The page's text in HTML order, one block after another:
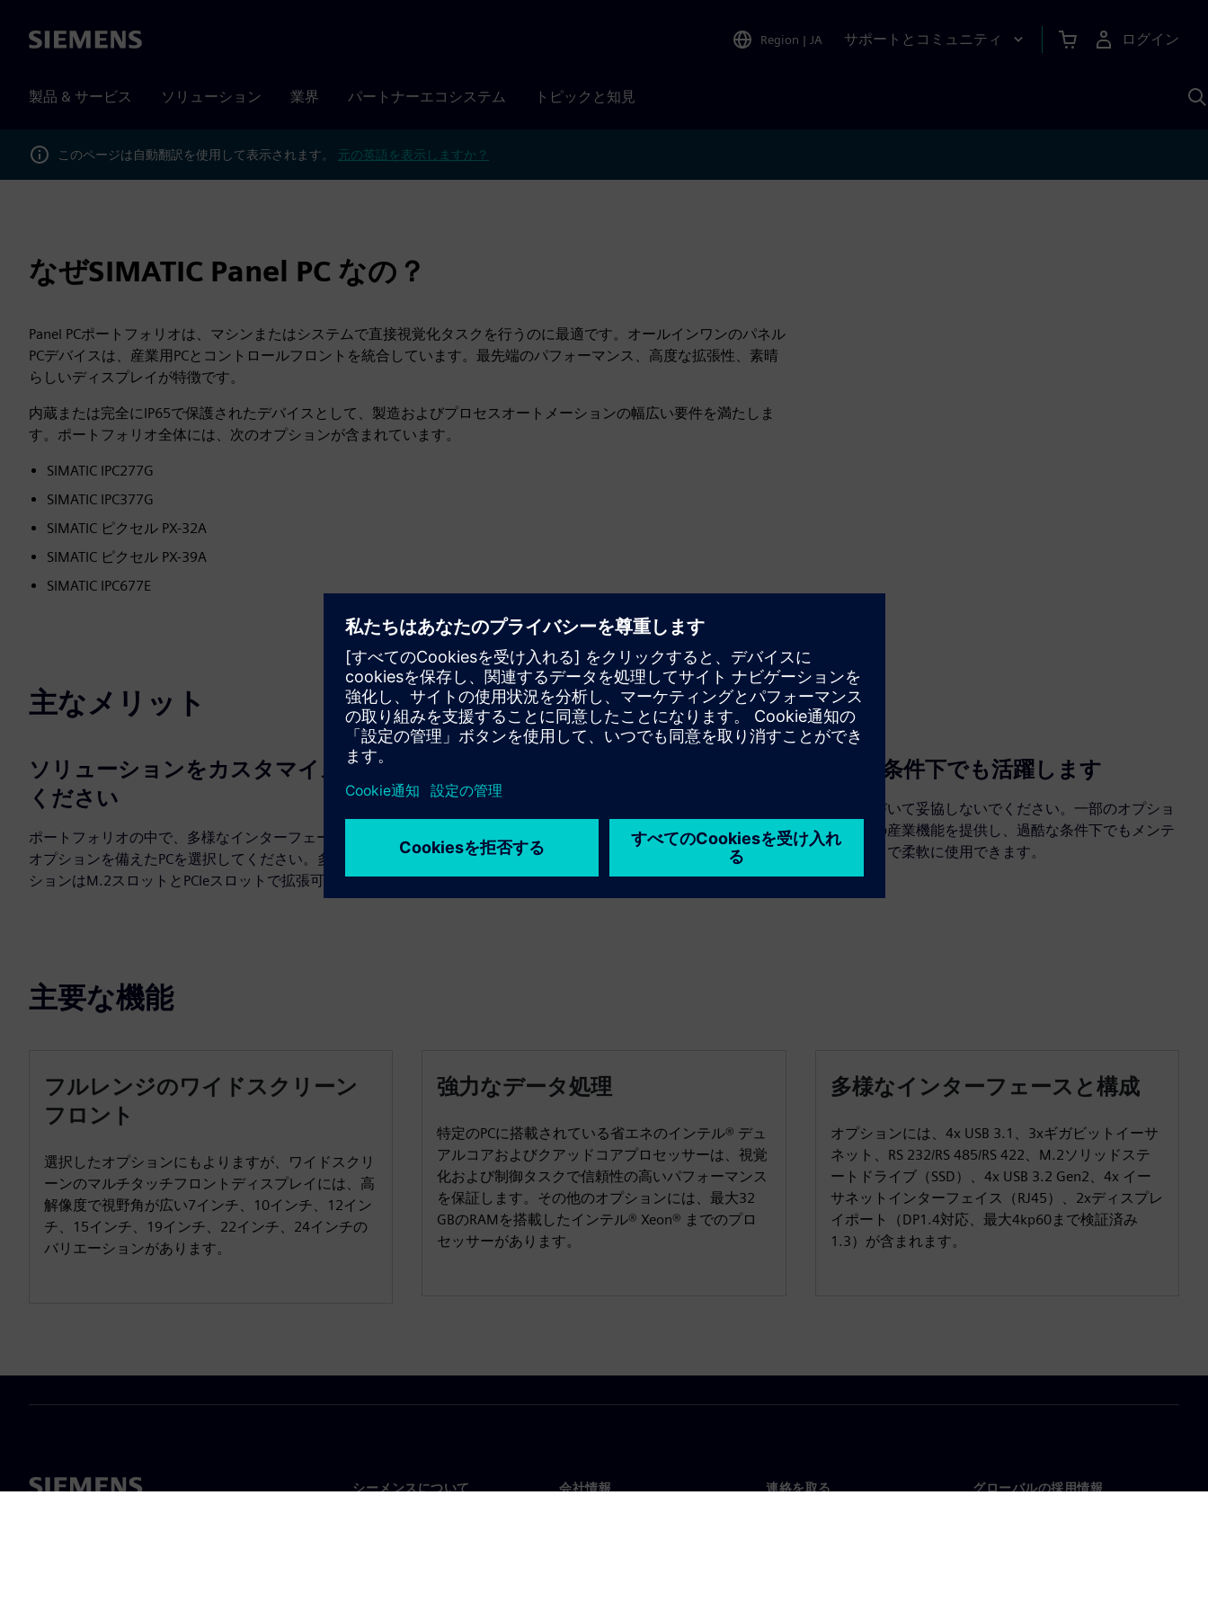
Siemens Region | JA サポートとコミュニティ ログイン
製品 & サービス ソリューション 業界 パートナーエコシステム トピックと知見
このページは自動翻訳を使用して表示されます。 元の英語を表示しますか？
なぜSIMATIC Panel PC なの？
Panel PCポートフォリオは、マシンまたはシステムで直接視覚化タスクを行うのに最適です。オールインワンのパネル
PCデバイスは、産業用PCとコントロールフロントを統合しています。最先端のパフォーマンス、高度な拡張性、素晴
らしいディスプレイが特徴です。
内蔵または完全にIP65で保護されたデバイスとして、製造およびプロセスオートメーションの幅広い要件を満たしま
す。ポートフォリオ全体には、次のオプションが含まれています。
SIMATIC IPC277G
SIMATIC IPC377G
SIMATIC ピクセル PX-32A
SIMATIC ピクセル PX-39A
SIMATIC IPC677E
主なメリット
ソリューションをカスタマイズして
ください
ポートフォリオの中で、多様なインターフェースと構成
オプションを備えたPCを選択してください。多くのオプ
ションはM.2スロットとPCIeスロットで拡張可能です。
リング、送電、造船、ビルオートメーション、倉庫、物
流などの業界のVisualization 制御タスク。
厳しい条件下でも活躍します
業界に基づいて妥協しないでください。一部のオプショ
ンは最高の産業機能を提供し、過酷な条件下でもメンテ
ナンスなしで柔軟に使用できます。
主要な機能
フルレンジのワイドスクリーン
フロント
選択したオプションにもよりますが、ワイドスクリ
ーンのマルチタッチフロントディスプレイには、高
解像度で視野角が広い7インチ、10インチ、12イン
チ、15インチ、19インチ、22インチ、24インチの
バリエーションがあります。
強力なデータ処理
特定のPCに搭載されている省エネのインテル® デュ
アルコアおよびクアッドコアプロセッサーは、視覚
化および制御タスクで信頼性の高いパフォーマンス
を保証します。その他のオプションには、最大32
GBのRAMを搭載したインテル® Xeon® までのプロ
セッサーがあります。
多様なインターフェースと構成
オプションには、4x USB 3.1、3xギガビットイーサ
ネット、RS 232/RS 485/RS 422、M.2ソリッドステ
ートドライブ（SSD）、4x USB 3.2 Gen2、4x イー
サネットインターフェイス（RJ45）、2xディスプレ
イポート（DP1.4対応、最大4kp60まで検証済み
1.3）が含まれます。
シーメンスについて 会社情報 連絡を取る グローバルの採用情報